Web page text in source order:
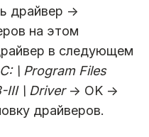
драйвер ->
на этом
в следующем
C: \ Program Files
III \ Driver-> OK ->
драйверов.